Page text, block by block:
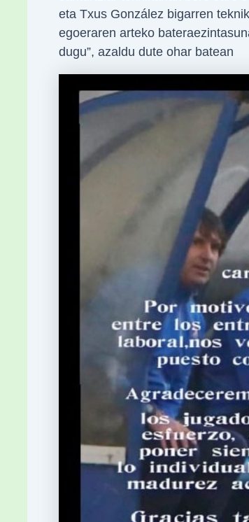
eta Txus González bigarren
egoeraren arteko
dugu”, azaldu dute ohar batean